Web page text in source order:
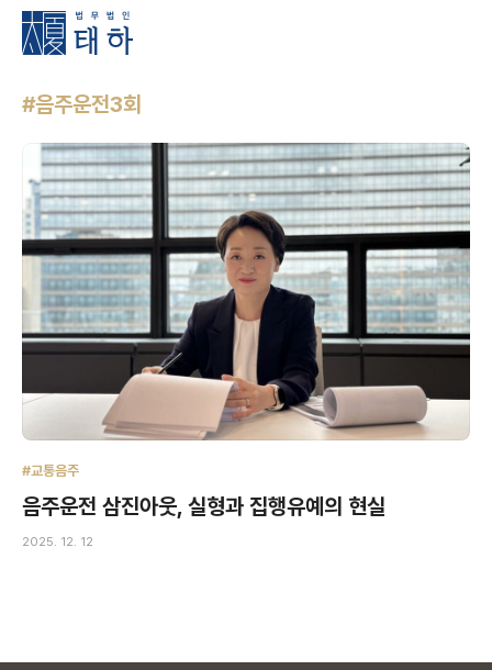
#음주운전3회
#교통음주
음주운전 삼진아웃, 실형과 집행유예의 현실
2025. 12. 12